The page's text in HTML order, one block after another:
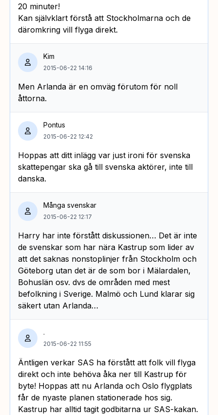
20 minuter!
Kan självklart förstå att Stockholmarna och de
däromkring vill flyga direkt.
Kim
2015-06-22 14:16
Men Arlanda är en omväg förutom för noll
åttorna.
Pontus
2015-06-22 12:42
Hoppas att ditt inlägg var just ironi för svenska
skattepengar ska gå till svenska aktörer, inte till
danska.
Många svenskar
2015-06-22 12:17
Harry har inte förstått diskussionen… Det är inte
de svenskar som har nära Kastrup som lider av
att det saknas nonstoplinjer från Stockholm och
Göteborg utan det är de som bor i Mälardalen,
Bohuslän osv. dvs de områden med mest
befolkning i Sverige. Malmö och Lund klarar sig
säkert utan Arlanda…
.
2015-06-22 11:55
Äntligen verkar SAS ha förstått att folk vill flyga
direkt och inte behöva åka ner till Kastrup för
byte! Hoppas att nu Arlanda och Oslo flygplats
får de nyaste planen stationerade hos sig.
Kastrup har alltid tagit godbitarna ur SAS-kakan.